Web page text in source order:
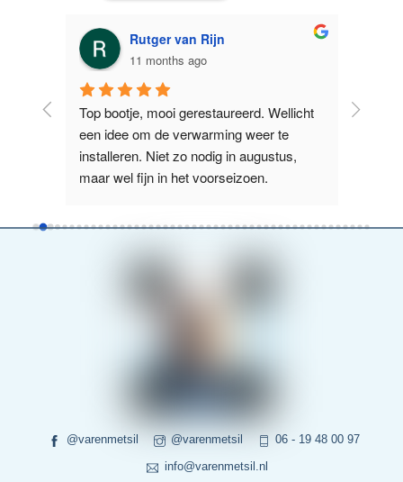
Ron Leezer
11 months ago
Prima te varen boot. Erg makkelijk
manoeuvreren. Tijdens warme dagen is
het jammer dat het voor raam niet open
kan. Maar dat schijnt in de toekomst g
@varenmetsil @varenmetsil 06 - 19 48 00 97
info@varenmetsil.nl